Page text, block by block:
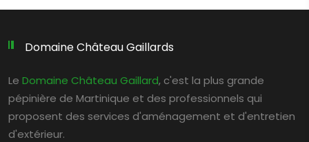
Domaine Château Gaillards
Le Domaine Château Gaillard, c'est la plus grande
pépinière de Martinique et des professionnels qui
proposent des services d'aménagement et d'entretien
d'extérieur.